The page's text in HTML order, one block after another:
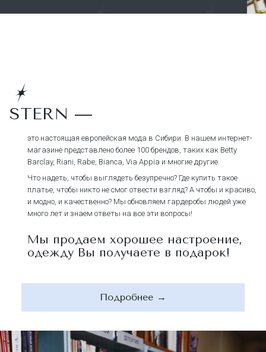
STERN —
это настоящая европейская мода в Сибири. В нашем интернет-
магазине представлено более 100 брендов, таких как Betty
Barclay, Riani, Rabe, Bianca, Via Appia и многие другие.
Что надеть, чтобы выглядеть безупречно? Где купить такое
платье, чтобы никто не смог отвести взгляд? А чтобы и красиво,
и модно, и качественно? Мы обновляем гардеробы людей уже
много лет и знаем ответы на все эти вопросы!
Мы продаем хорошее настроение,
одежду Вы получаете в подарок!
Подробнее →